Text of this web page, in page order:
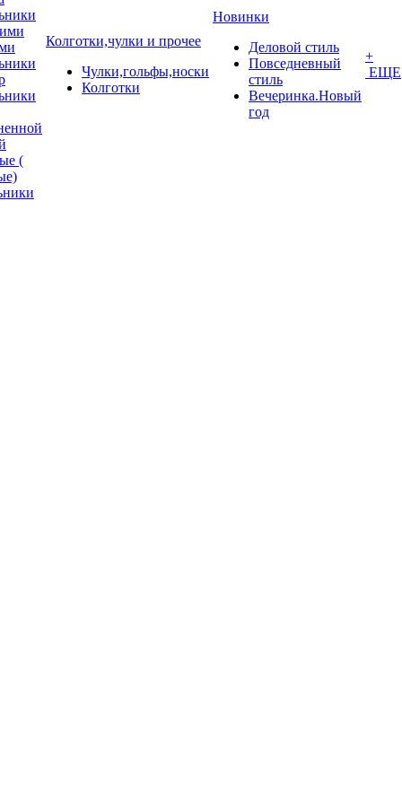
(
Колготки,чулки и прочее
Чулки,гольфы,носки
Колготки
Новинки
Деловой стиль
Повседневный
стиль
Вечеринка.Новый
год
+
ЕЩЕ